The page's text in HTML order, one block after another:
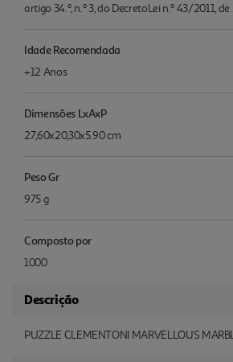
artigo 34.º, n.º 3, do DecretoLei n.º 43/2011,
Idade Recomendada
+12 Anos
Dimensões LxAxP
27,60x20,30x5.90 cm
Peso Gr
975 g
Composto por
1000
Descrição
PUZZLE CLEMENTONI MARVELLOUS